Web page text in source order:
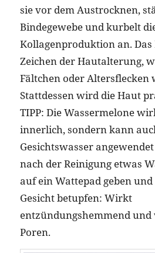
sie vor dem Austrocknen,
Bindegewebe und kurbelt
Kollagenproduktion an. Das
Zeichen der Hautalterung,
Fältchen oder Altersflecken
Stattdessen wird die Haut
TIPP: Die Wassermelone
innerlich, sondern kann
Gesichtswasser
nach der Reinigung etwas
auf ein Wattepad geben
Gesicht betupfen: Wirkt
entzündungshemmend
Poren.